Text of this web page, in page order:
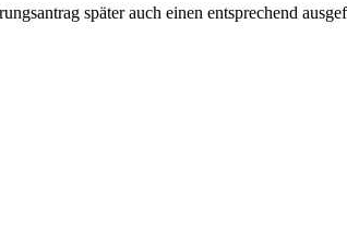
später auch einen entsprechend